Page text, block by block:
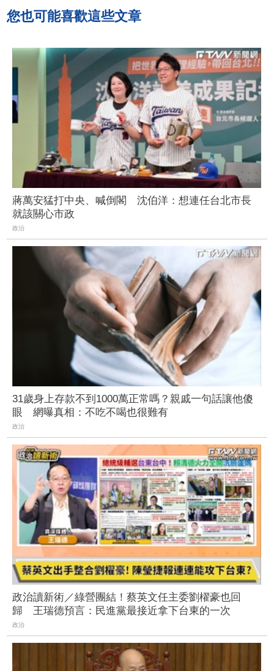
您也可能喜歡這些文章
蔣萬安猛打中央、喊倒閣 沈伯洋：想連任台北市長
就該關心市政
政治
31歲身上存款不到1000萬正常嗎？親戚一句話讓他傻
眼 網曝真相：不吃不喝也很難有
政治
政治讀新術／綠營團結！蔡英文任主委劉櫂豪也回
歸 王瑞德預言：民進黨最接近拿下台東的一次
政治